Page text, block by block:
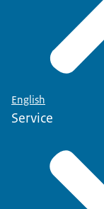
English
Service